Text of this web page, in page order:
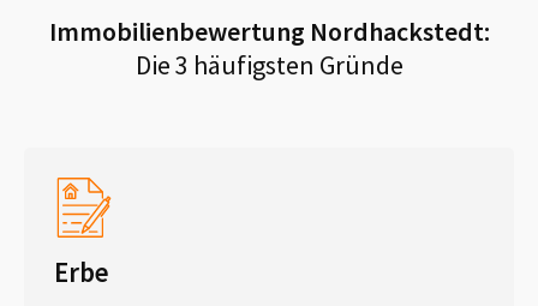
Immobilienbewertung Nordhackstedt:
Die 3 häufigsten Gründe
Erbe